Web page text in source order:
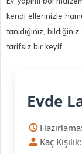
kendi ellerinizle
tanıdığınız,
tarifsiz bir keyif.
Evde
Kaç